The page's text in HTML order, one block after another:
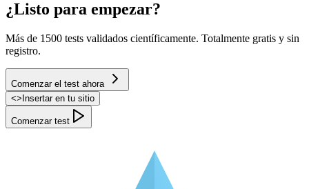
¿Listo para empezar?
Más de 1500 tests validados científicamente. Totalmente gratis y sin
registro.
Comenzar el test ahora
<> Insertar en tu sitio
Comenzar test